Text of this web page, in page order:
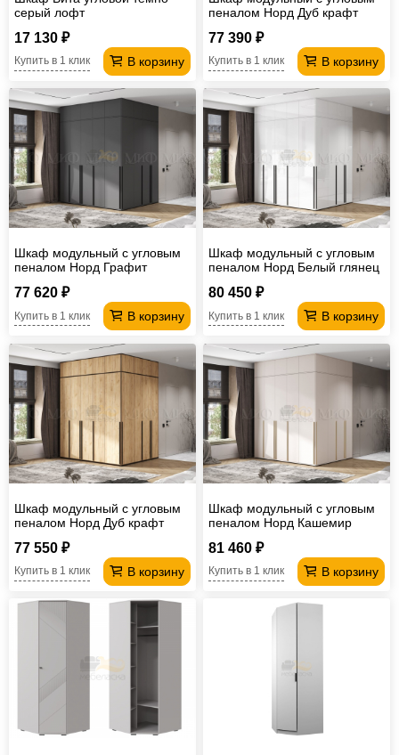
серый лофт
17 130 ₽
В корзину
Купить в 1 клик
пеналом Норд Дуб крафт
77 390 ₽
В корзину
Купить в 1 клик
Шкаф модульный с угловым
пеналом Норд Графит
77 620 ₽
В корзину
Купить в 1 клик
Шкаф модульный с угловым
пеналом Норд Белый глянец
80 450 ₽
В корзину
Купить в 1 клик
Шкаф модульный с угловым
пеналом Норд Дуб крафт
77 550 ₽
В корзину
Купить в 1 клик
Шкаф модульный с угловым
пеналом Норд Кашемир
81 460 ₽
В корзину
Купить в 1 клик